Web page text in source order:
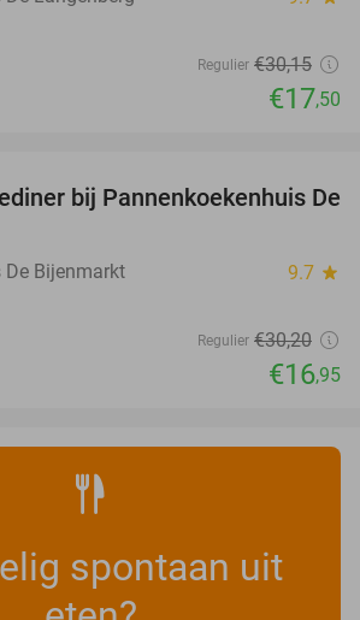
Regulier €30,15
€17,50
44%
bij Pannenkoekenhuis De
De Bijenmarkt 9.7 star
Regulier €30,20
€16,95
spontaan uit